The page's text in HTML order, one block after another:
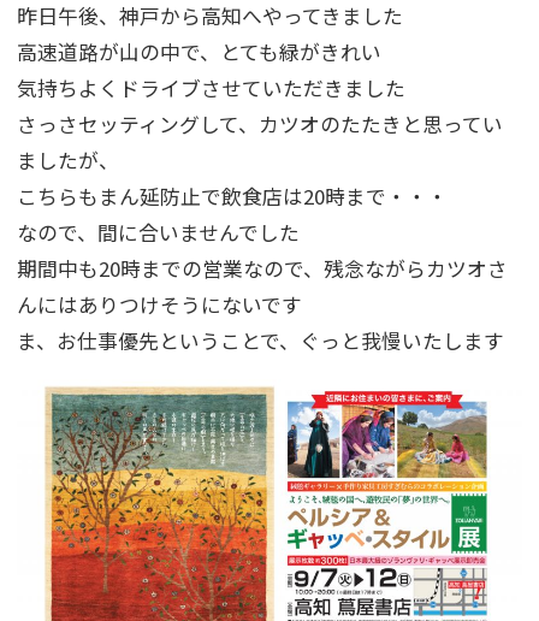
昨日午後、神戸から高知へやってきました
高速道路が山の中で、とても緑がきれい
気持ちよくドライブさせていただきました
さっさセッティングして、カツオのたたきと思ってい
ましたが、
こちらもまん延防止で飲食店は20時まで・・・
なので、間に合いませんでした
期間中も20時までの営業なので、残念ながらカツオさ
んにはありつけそうにないです
ま、お仕事優先ということで、ぐっと我慢いたします